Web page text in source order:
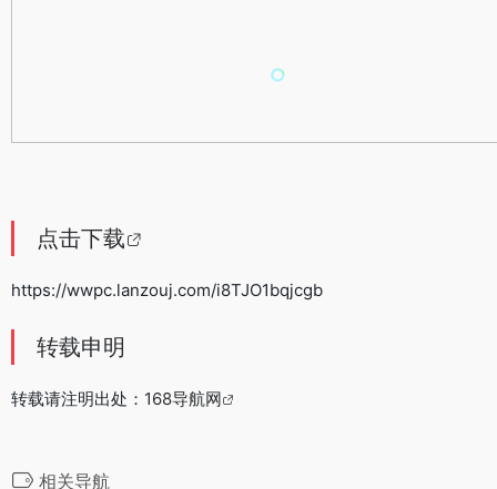
点击下载
https://wwpc.lanzouj.com/i8TJO1bqjcgb
转载申明
转载请注明出处： 168导航网
相关导航